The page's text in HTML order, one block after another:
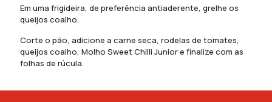
Em uma frigideira, de preferência antiaderente, grelhe os
queijos coalho.
Corte o pão, adicione a carne seca, rodelas de tomates,
queijos coalho, Molho Sweet Chilli Junior e finalize com as
folhas de rúcula.